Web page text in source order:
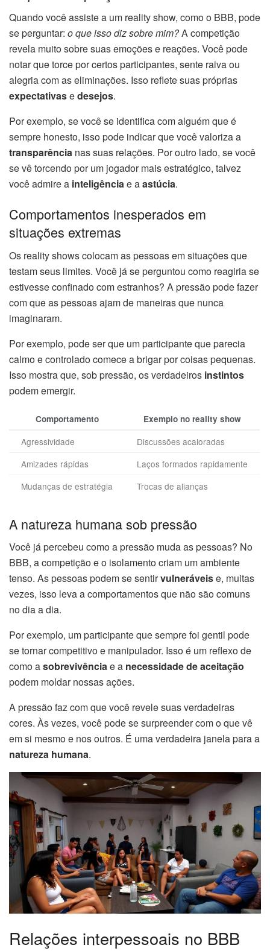
Quando você assiste a um reality show, como o BBB, pode
se perguntar: o que isso diz sobre mim?A competição
revela muito sobre suas emoções e reações. Você pode
notar que torce por certos participantes, sente raiva ou
alegria com as eliminações. Isso reflete suas próprias
expectativasedesejos.
Por exemplo, se você se identifica com alguém que é
sempre honesto, isso pode indicar que você valoriza a
transparência nas suas relações. Por outro lado, se você
se vê torcendo por um jogador mais estratégico, talvez
você admire a inteligênciae aastúcia.
Comportamentos inesperados em
situações extremas
Os reality shows colocam as pessoas em situações que
testam seus limites. Você já se perguntou como reagiria se
estivesse confinado com estranhos? A pressão pode fazer
com que as pessoas ajam de maneiras que nunca
imaginaram.
Por exemplo, pode ser que um participante que parecia
calmo e controlado comece a brigar por coisas pequenas.
Isso mostra que, sob pressão, os verdadeiros instintos
podem emergir.
Comportamento Exemplo no reality show
Agressividade
Discussões acaloradas
Amizades rápidas
Laços formados rapidamente
Mudanças de estratégia
Trocas de alianças
A natureza humana sob pressão
Você já percebeu como a pressão muda as pessoas? No
BBB, a competição e o isolamento criam um ambiente
tenso. As pessoas podem se sentirvulneráveise, muitas
vezes, isso leva a comportamentos que não são comuns
no dia a dia.
Por exemplo, um participante que sempre foi gentil pode
se tornar competitivo e manipulador. Isso é um reflexo de
como asobrevivênciae a necessidade de aceitação
podem moldar nossas ações.
A pressão faz com que você revele suas verdadeiras
cores. Às vezes, você pode se surpreender com o que vê
em si mesmo e nos outros. É uma verdadeira janela para a
natureza humana.
Relações interpessoais no BBB